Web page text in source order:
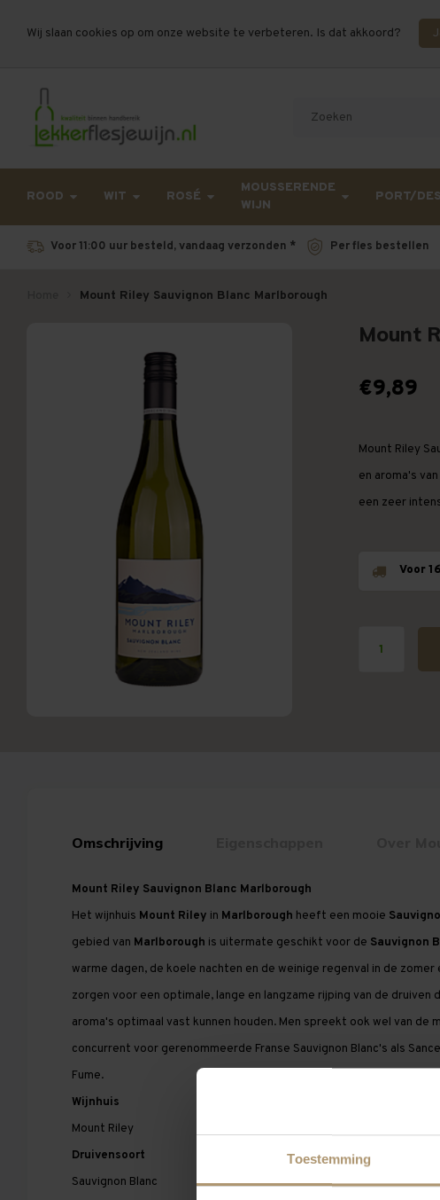
Toestemming
Wij slaan cookies op om onze website te verbeteren. Is dat akkoord?
Let op, vanwege drukte bij PostNL kan uw bestelling
ROOD WIT ROSÉ
MOUSSERENDE
WIJN
PORT/
Voor 11:00 uur besteld, vandaag verzonden * Per fles bestellen
Mount Riley Sauvignon Blanc Marlborough
Mount
€9,89
Mount Riley
en aroma's
een zeer
Voor
Omschrijving
Mount Riley Sauvignon Blanc Marlborough
Het wijnhuis Mount Riley in Marlborough heeft een mooie
gebied van Marlborough is uitermate geschikt voor de Sauvignon
warme dagen, de koele nachten en de weinige regenval in de
zorgen voor een optimale, lange en langzame rijping van de druiven
aroma's optimaal vast kunnen houden. Men spreekt ook wel van de
concurrent voor gerenommeerde Franse Sauvignon Blanc's als
Fume.
Wijnhuis
Mount Riley
Druivensoort
Sauvignon Blanc